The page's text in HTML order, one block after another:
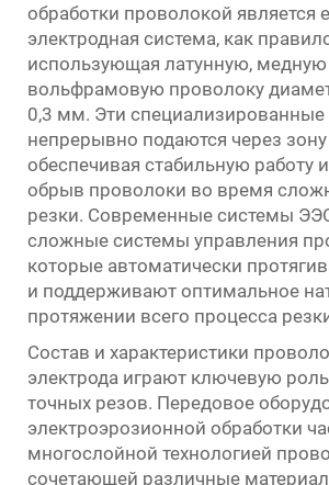
обработки проволокой является
электродная система, как
использующая латунную,
вольфрамовую проволоку
0,3 мм. Эти специализированные
непрерывно подаются через
обеспечивая стабильную работу
обрыв проволоки во время
резки. Современные системы
сложные системы управления
которые автоматически
и поддерживают оптимальное
протяжении всего процесса
Состав и характеристики
электрода играют ключевую
точных резов. Передовое
электроэрозионной обработки
многослойной технологией
сочетающей различные